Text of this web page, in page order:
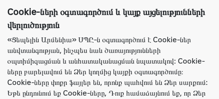
Անվադող Ascenso 18.4-26 14PR BHB315 TL
Cookie-ների օգտագործում և կայք այցելությունների
վերլուծություն
«Ցեպելին Արմենիա» ՍՊԸ-ն օգտագործում է Cookie-ներ
անվտանգության, ինչպես նաև ծառայությունների
օպտիմիզացման և անհատականացման նպատակով: Cookie-
ները բարելավում են Ձեր կողմից կայքի օգտագործումը։
Cookie-ները փոքր ֆայլեր են, որոնք պահվում են Ձեր սարքում:
Եթե ​​ընդունում եք Cookie-ները, Դուք համաձայնում եք, որ Ձեր